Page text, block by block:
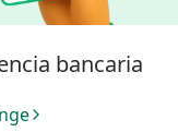
bancaria
arrow_forward_ios